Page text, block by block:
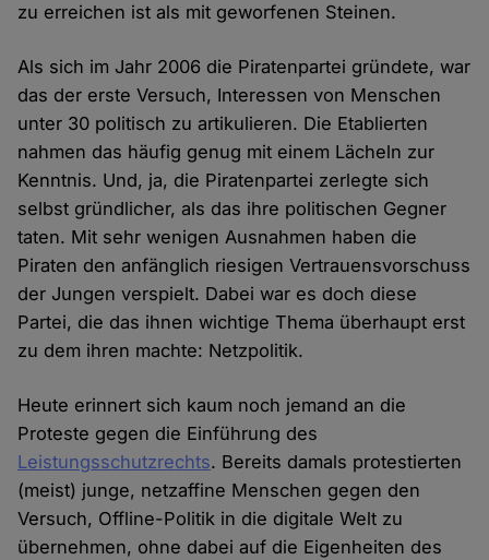
zu erreichen ist als mit geworfenen Steinen.
Als sich im Jahr 2006 die Piratenpartei gründete, war
das der erste Versuch, Interessen von Menschen
unter 30 politisch zu artikulieren. Die Etablierten
nahmen das häufig genug mit einem Lächeln zur
Kenntnis. Und, ja, die Piratenpartei zerlegte sich
selbst gründlicher, als das ihre politischen Gegner
taten. Mit sehr wenigen Ausnahmen haben die
Piraten den anfänglich riesigen Vertrauensvorschuss
der Jungen verspielt. Dabei war es doch diese
Partei, die das ihnen wichtige Thema überhaupt erst
zu dem ihren machte: Netzpolitik.
Heute erinnert sich kaum noch jemand an die
Proteste gegen die Einführung des
Leistungsschutzrechts. Bereits damals protestierten
(meist) junge, netzaffine Menschen gegen den
Versuch, Offline-Politik in die digitale Welt zu
übernehmen, ohne dabei auf die Eigenheiten des